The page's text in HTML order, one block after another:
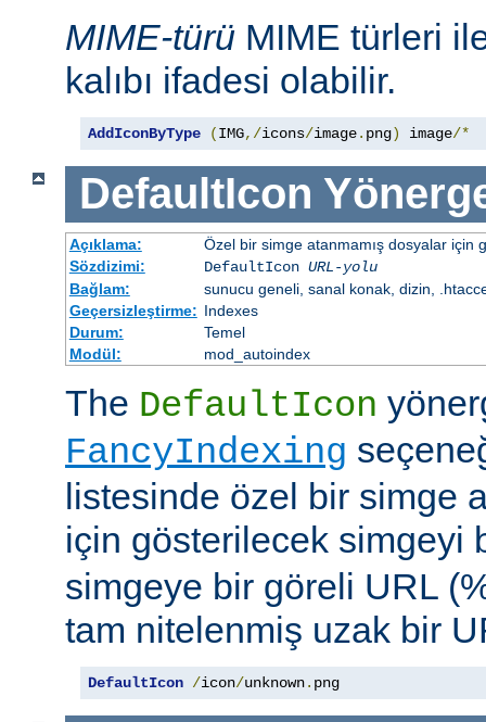
MIME-türü MIME türleri
kalıbı ifadesi olabilir.
AddIconByType (IMG,/icons/image. png) image/*
DefaultIcon
Açıklama:
Özel bir simge atanmamış dosyalar için
Sözdizimi:
DefaultIcon URL-yolu
Bağlam:
sunucu geneli, sanal konak, dizin,
Geçersizleştirme: Indexes
Durum:
Temel
Modül:
mod_autoindex
The DefaultIcon
FancyIndexing
listesinde özel bir simge
için gösterilecek simgeyi
simgeye bir göreli URL
tam nitelenmiş uzak bir
DefaultIcon /icon/unknown. png